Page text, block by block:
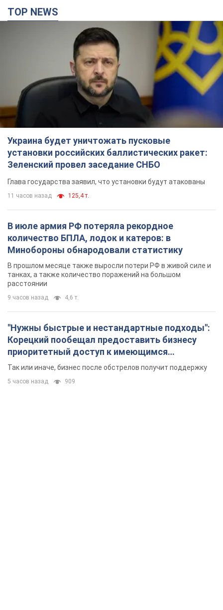
TOP NEWS
Украина будет уничтожать пусковые
установки российских баллистических ракет:
Зеленский провел заседание СНБО
Глава государства заявил, что установки будут атакованы
11 часов назад 125,4 т.
В июле армия РФ потеряла рекордное
количество БПЛА, лодок и катеров: в
Минобороны обнародовали статистику
В прошлом месяце также выросли потери РФ в живой силе и
танках, а также количество поражений на большом
расстоянии
9 часов назад 4,6 т.
"Нужны быстрые и нестандартные подходы":
Корецкий пообещал предоставить бизнесу
приоритетный доступ к имеющимся
складским помещениям
Так или иначе, бизнес после обстрелов получит поддержку
5 часов назад 909